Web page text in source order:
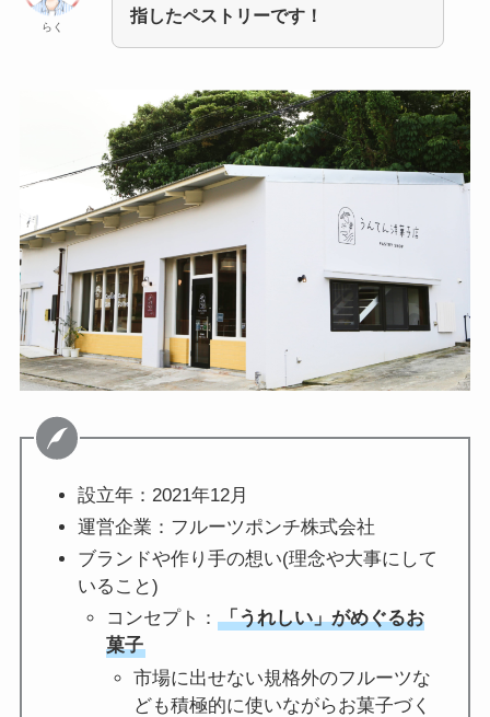
らく
指したペストリーです！
設立年：2021年12月
運営企業：フルーツポンチ株式会社
ブランドや作り手の想い(理念や大事にして
いること)
コンセプト： 「うれしい」がめぐるお
菓子
市場に出せない規格外のフルーツな
ども積極的に使いながらお菓子づく